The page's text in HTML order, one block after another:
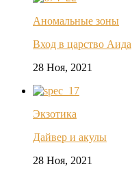
Аномальные зоны
Вход в царство Аида
28 Ноя, 2021
Экзотика
Дайвер и акулы
28 Ноя, 2021